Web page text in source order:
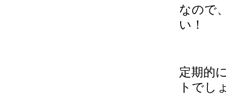
なので
い！
定期的
トでし